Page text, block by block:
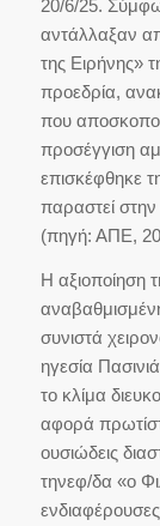
20/6/25.
αντάλλαξαν
της Ειρήνης»
προεδρία,
που
προσέγγιση
επισκέφθηκε
παραστεί
(πηγή: ΑΠΕ,
Η αξιοποίηση
συνιστά
ηγεσία
το κλίμα
αφορά
ουσιώδεις
τηνεφ/δα «ο